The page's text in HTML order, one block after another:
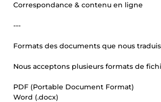
Correspondance & contenu en ligne
---
Formats des documents que nous
Nous acceptons plusieurs formats de
PDF (Portable Document Format)
Word (.docx)